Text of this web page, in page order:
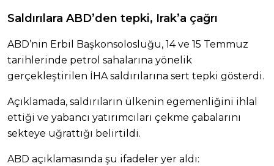
Saldırılara ABD’den tepki, Irak’a çağrı
ABD’nin Erbil Başkonsolosluğu, 14 ve 15 Temmuz
tarihlerinde petrol sahalarına yönelik
gerçekleştirilen İHA saldırılarına sert tepki gösterdi.
Açıklamada, saldırıların ülkenin egemenliğini ihlal
ettiği ve yabancı yatırımcıları çekme çabalarını
sekteye uğrattığı belirtildi.
ABD açıklamasında şu ifadeler yer aldı: